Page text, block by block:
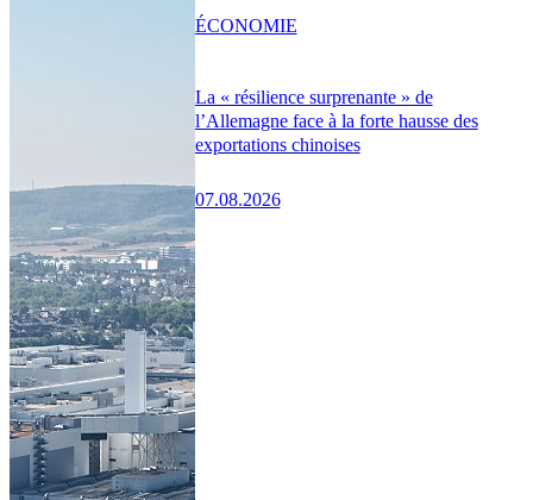
La « résilience surprenante » de
l’Allemagne face à la forte hausse des
exportations chinoises
07.08.2026
ÉCONOMIE